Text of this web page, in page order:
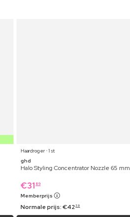
Haardroger ⋅ 1 st
ghd
Halo Styling Concentrator Nozzle 65 mm
€31 89
Memberprijs
Normale prijs:€42 39